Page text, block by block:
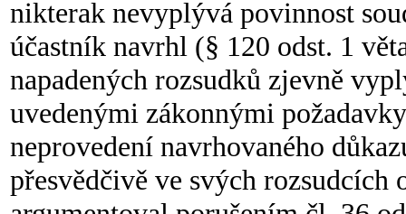
nikterak nevyplývá povinnost
účastník navrhl (§ 120 odst. 1
napadených rozsudků zjevně
uvedenými zákonnými
neprovedení navrhovaného
přesvědčivě ve svých rozsudcích